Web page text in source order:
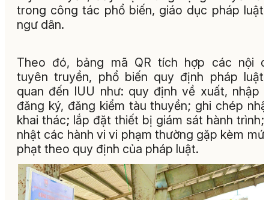
trong công tác phổ biến, giáo dục pháp luật
ngư dân.
Theo đó, bảng mã QR tích hợp các nội
tuyên truyền, phổ biến quy định pháp luật
quan đến IUU như: quy định về xuất, nhập
đăng ký, đăng kiểm tàu thuyền; ghi chép
khai thác; lắp đặt thiết bị giám sát hành trình;
nhật các hành vi vi phạm thường gặp kèm
phạt theo quy định của pháp luật.